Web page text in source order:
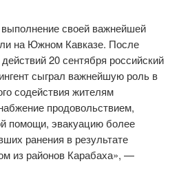
своей важнейшей
на Южном Кавказе. После
20 сентября российский
сыграл важнейшую роль в
содействия жителям
продовольствием,
помощи, эвакуацию более
ранения в результате
из районов Карабаха», —